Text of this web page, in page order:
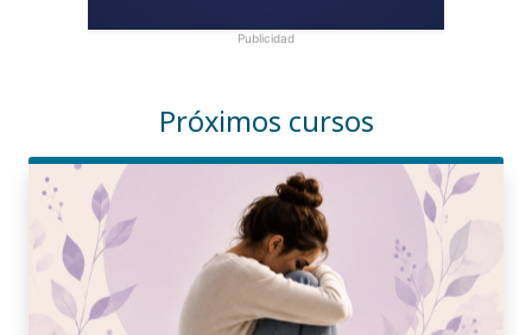
Publicidad
Próximos cursos